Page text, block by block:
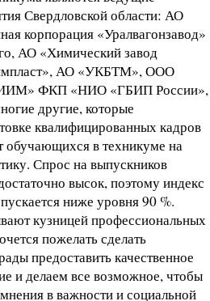
Свердловской области: АО
корпорация «Уралвагонзавод»
АО «Химический завод
АО «УКБТМ», ООО
ФКП «НИО «ГБИП России»,
другие, которые
квалифицированных кадров
обучающихся в техникуме на
Спрос на выпускников
высок, поэтому индекс
ниже уровня 90 %.
кузницей профессиональных
пожелать сделать
предоставить качественное
и делаем все возможное, чтобы
в важности и социальной